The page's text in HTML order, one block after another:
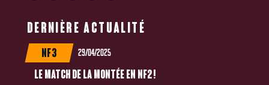
DERNIÈRE ACTUALITÉ
NF3 29/04/2025
LE MATCH DE LA MONTÉE EN NF2 !